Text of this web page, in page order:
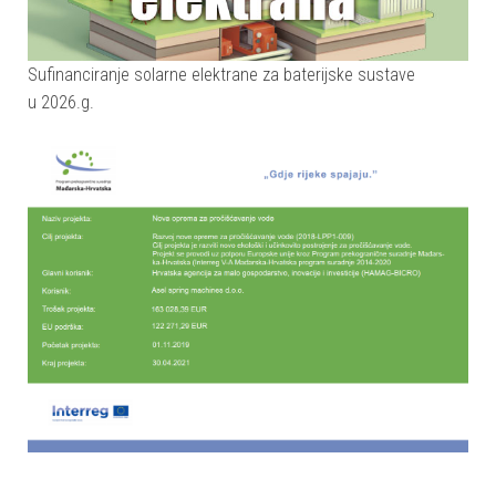
Sufinanciranje solarne elektrane za baterijske sustave
u 2026.g.